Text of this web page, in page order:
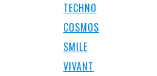
TECHNO
COSMOS
SMILE
VIVANT